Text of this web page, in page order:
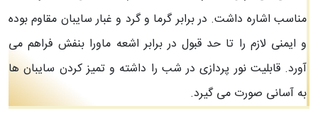
مناسب اشاره داشت. در برابر گرما و گرد و غبار سایبان مقاوم بوده
و ایمنی لازم را تا حد قبول در برابر اشعه ماورا بنفش فراهم می
آورد. قابلیت نور پردازی در شب را داشته و تمیز کردن سایبان ها
به آسانی صورت می گیرد.